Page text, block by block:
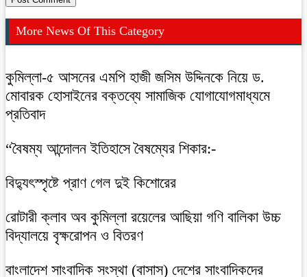
More News Of This Category
কুমিল্লা-৫ আসনের এমপি হাজী জসিম উদ্দিনকে নিয়ে ড.
মোবারক হোসাইনের বক্তব্যে সামাজিক যোগাযোগমাধ্যমে
প্রতিবাদ
“বৈষম্য আন্দোলন ইতিহাসে বৈষম্যের শিকার:-
বিদ্যুৎস্পৃষ্টে প্রাণ গেল দুই কিশোরের
রোটারী ক্লাব অব কুমিল্লা রয়েলের আছিয়া গণি বালিকা উচ্চ
বিদ্যালয়ে বৃক্ষরোপন ও বিতরণ
বাংলাদেশ সাংবাদিক সংস্থা (বাসাস) দেশের সাংবাদিকদের